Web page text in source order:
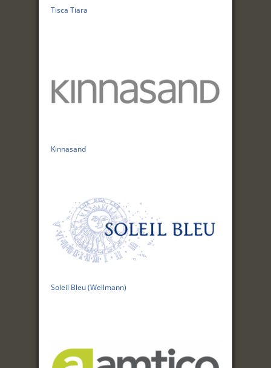
Tisca Tiara
Kinnasand
Soleil Bleu (Wellmann)